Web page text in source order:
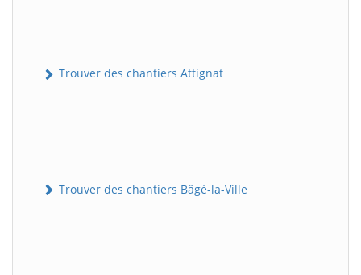
Trouver des chantiers Attignat
Trouver des chantiers Bâgé-la-Ville